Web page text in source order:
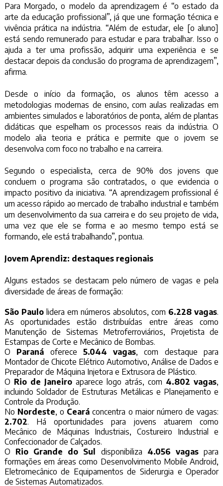
Para Morgado, o modelo da aprendizagem é “o estado da
arte da educação profissional”, já que une formação técnica e
vivência prática na indústria. “Além de estudar, ele [o aluno]
está sendo remunerado para estudar e para trabalhar. Isso o
ajuda a ter uma profissão, adquirir uma experiência e se
destacar depois da conclusão do programa de aprendizagem”,
afirma.
Desde o início da formação, os alunos têm acesso a
metodologias modernas de ensino, com aulas realizadas em
ambientes simulados e laboratórios de ponta, além de plantas
didáticas que espelham os processos reais da indústria. O
modelo alia teoria e prática e permite que o jovem se
desenvolva com foco no trabalho e na carreira.
Segundo o especialista, cerca de 90% dos jovens que
concluem o programa são contratados, o que evidencia o
impacto positivo da iniciativa. “A aprendizagem profissional é
um acesso rápido ao mercado de trabalho industrial e também
um desenvolvimento da sua carreira e do seu projeto de vida,
uma vez que ele se forma e ao mesmo tempo está se
formando, ele está trabalhando”, pontua.
Jovem Aprendiz: destaques regionais
Alguns estados se destacam pelo número de vagas e pela
diversidade de áreas de formação:
São Paulolidera em números absolutos, com 6.228 vagas.
As oportunidades estão distribuídas entre áreas como
Manutenção de Sistemas Metroferroviários, Projetista de
Estampas de Corte e Mecânico de Bombas.
O Paraná oferece 5.044 vagas, com destaque para
Montador de Chicote Elétrico Automotivo, Análise de Dados e
Preparador de Máquina Injetora e Extrusora de Plástico.
O Rio de Janeiro aparece logo atrás, com 4.802 vagas,
incluindo Soldador de Estruturas Metálicas e Planejamento e
Controle da Produção.
No Nordeste, o Ceará concentra o maior número de vagas:
2.702. Há oportunidades para jovens atuarem como
Mecânico de Máquinas Industriais, Costureiro Industrial e
Confeccionador de Calçados.
O Rio Grande do Sul disponibiliza 4.056 vagaspara
formações em áreas como Desenvolvimento Mobile Android,
Eletromecânico de Equipamentos de Siderurgia e Operador
de Sistemas Automatizados.